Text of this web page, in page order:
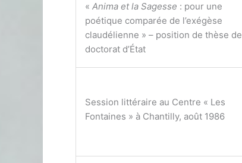
« Anima et la Sagesse : pour une
poétique comparée de l’exégèse
claudélienne » – position de thèse de
doctorat d’État
Session littéraire au Centre « Les
Fontaines » à Chantilly, août 1986